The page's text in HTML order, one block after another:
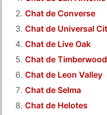
Chat de Converse
Chat de Universal
Chat de Live Oak
Chat de
Chat de Leon Valley
Chat de Selma
Chat de Helotes